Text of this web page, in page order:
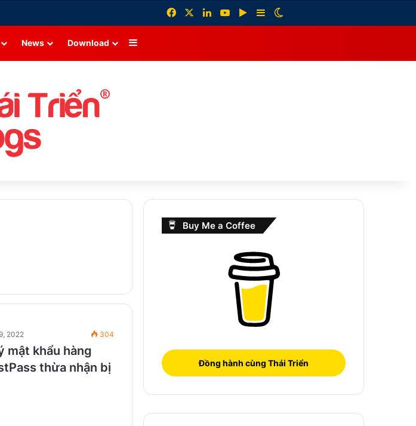
FacebookLinkedInYouTubeGoogle Play
Sidebar
News Download Sidebar
2022 304
mật khẩu hàng
thừa nhận bị
Buy Me a Coffee
Đồng hành cùng Thái Triển